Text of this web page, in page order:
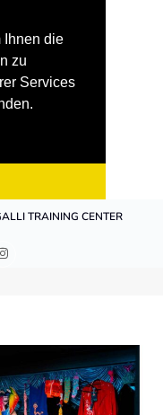
Ihnen die
zu
Services
TRAINING CENTER
Instagram